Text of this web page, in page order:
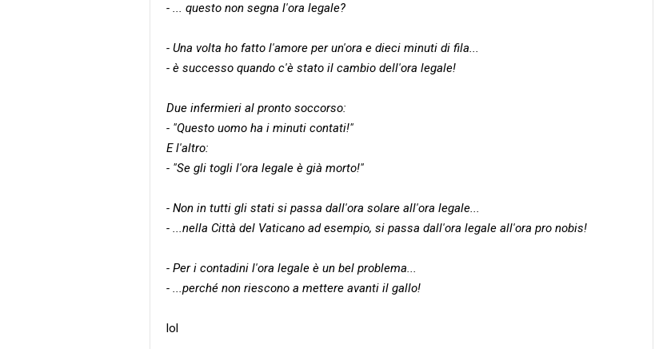
- ... questo non segna l'ora legale?
- Una volta ho fatto l'amore per un'ora e dieci minuti di fila...
- è successo quando c'è stato il cambio dell'ora legale!
Due infermieri al pronto soccorso:
- "Questo uomo ha i minuti contati!"
E l'altro:
- "Se gli togli l'ora legale è già morto!"
- Non in tutti gli stati si passa dall'ora solare all'ora legale...
- ...nella Città del Vaticano ad esempio, si passa dall'ora legale all'ora pro nobis!
- Per i contadini l'ora legale è un bel problema...
- ...perché non riescono a mettere avanti il gallo!
lol